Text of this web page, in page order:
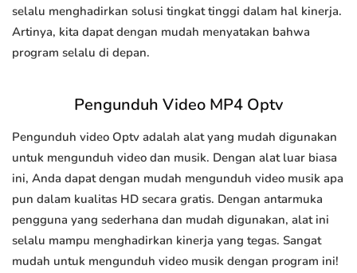
selalu menghadirkan solusi tingkat tinggi dalam hal kinerja.
Artinya, kita dapat dengan mudah menyatakan bahwa
program selalu di depan.
Pengunduh Video MP4 Optv
Pengunduh video Optv adalah alat yang mudah digunakan
untuk mengunduh video dan musik. Dengan alat luar biasa
ini, Anda dapat dengan mudah mengunduh video musik apa
pun dalam kualitas HD secara gratis. Dengan antarmuka
pengguna yang sederhana dan mudah digunakan, alat ini
selalu mampu menghadirkan kinerja yang tegas. Sangat
mudah untuk mengunduh video musik dengan program ini!